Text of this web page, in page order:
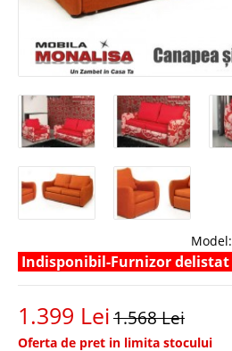
Model:
Indisponibil-Furnizor delistat
1.399 Lei1.568 Lei
Oferta de pret in limita stocului